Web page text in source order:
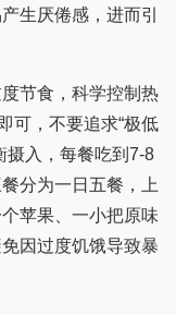
生厌倦感，进而引
节食，科学控制热
可，不要追求“极低
摄入，每餐吃到7-8
分为一日五餐，上
苹果、一小把原味
因过度饥饿导致暴